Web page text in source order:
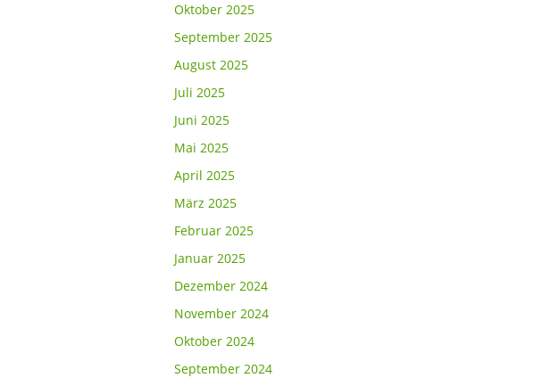
Oktober 2025
September 2025
August 2025
Juli 2025
Juni 2025
Mai 2025
April 2025
März 2025
Februar 2025
Januar 2025
Dezember 2024
November 2024
Oktober 2024
September 2024